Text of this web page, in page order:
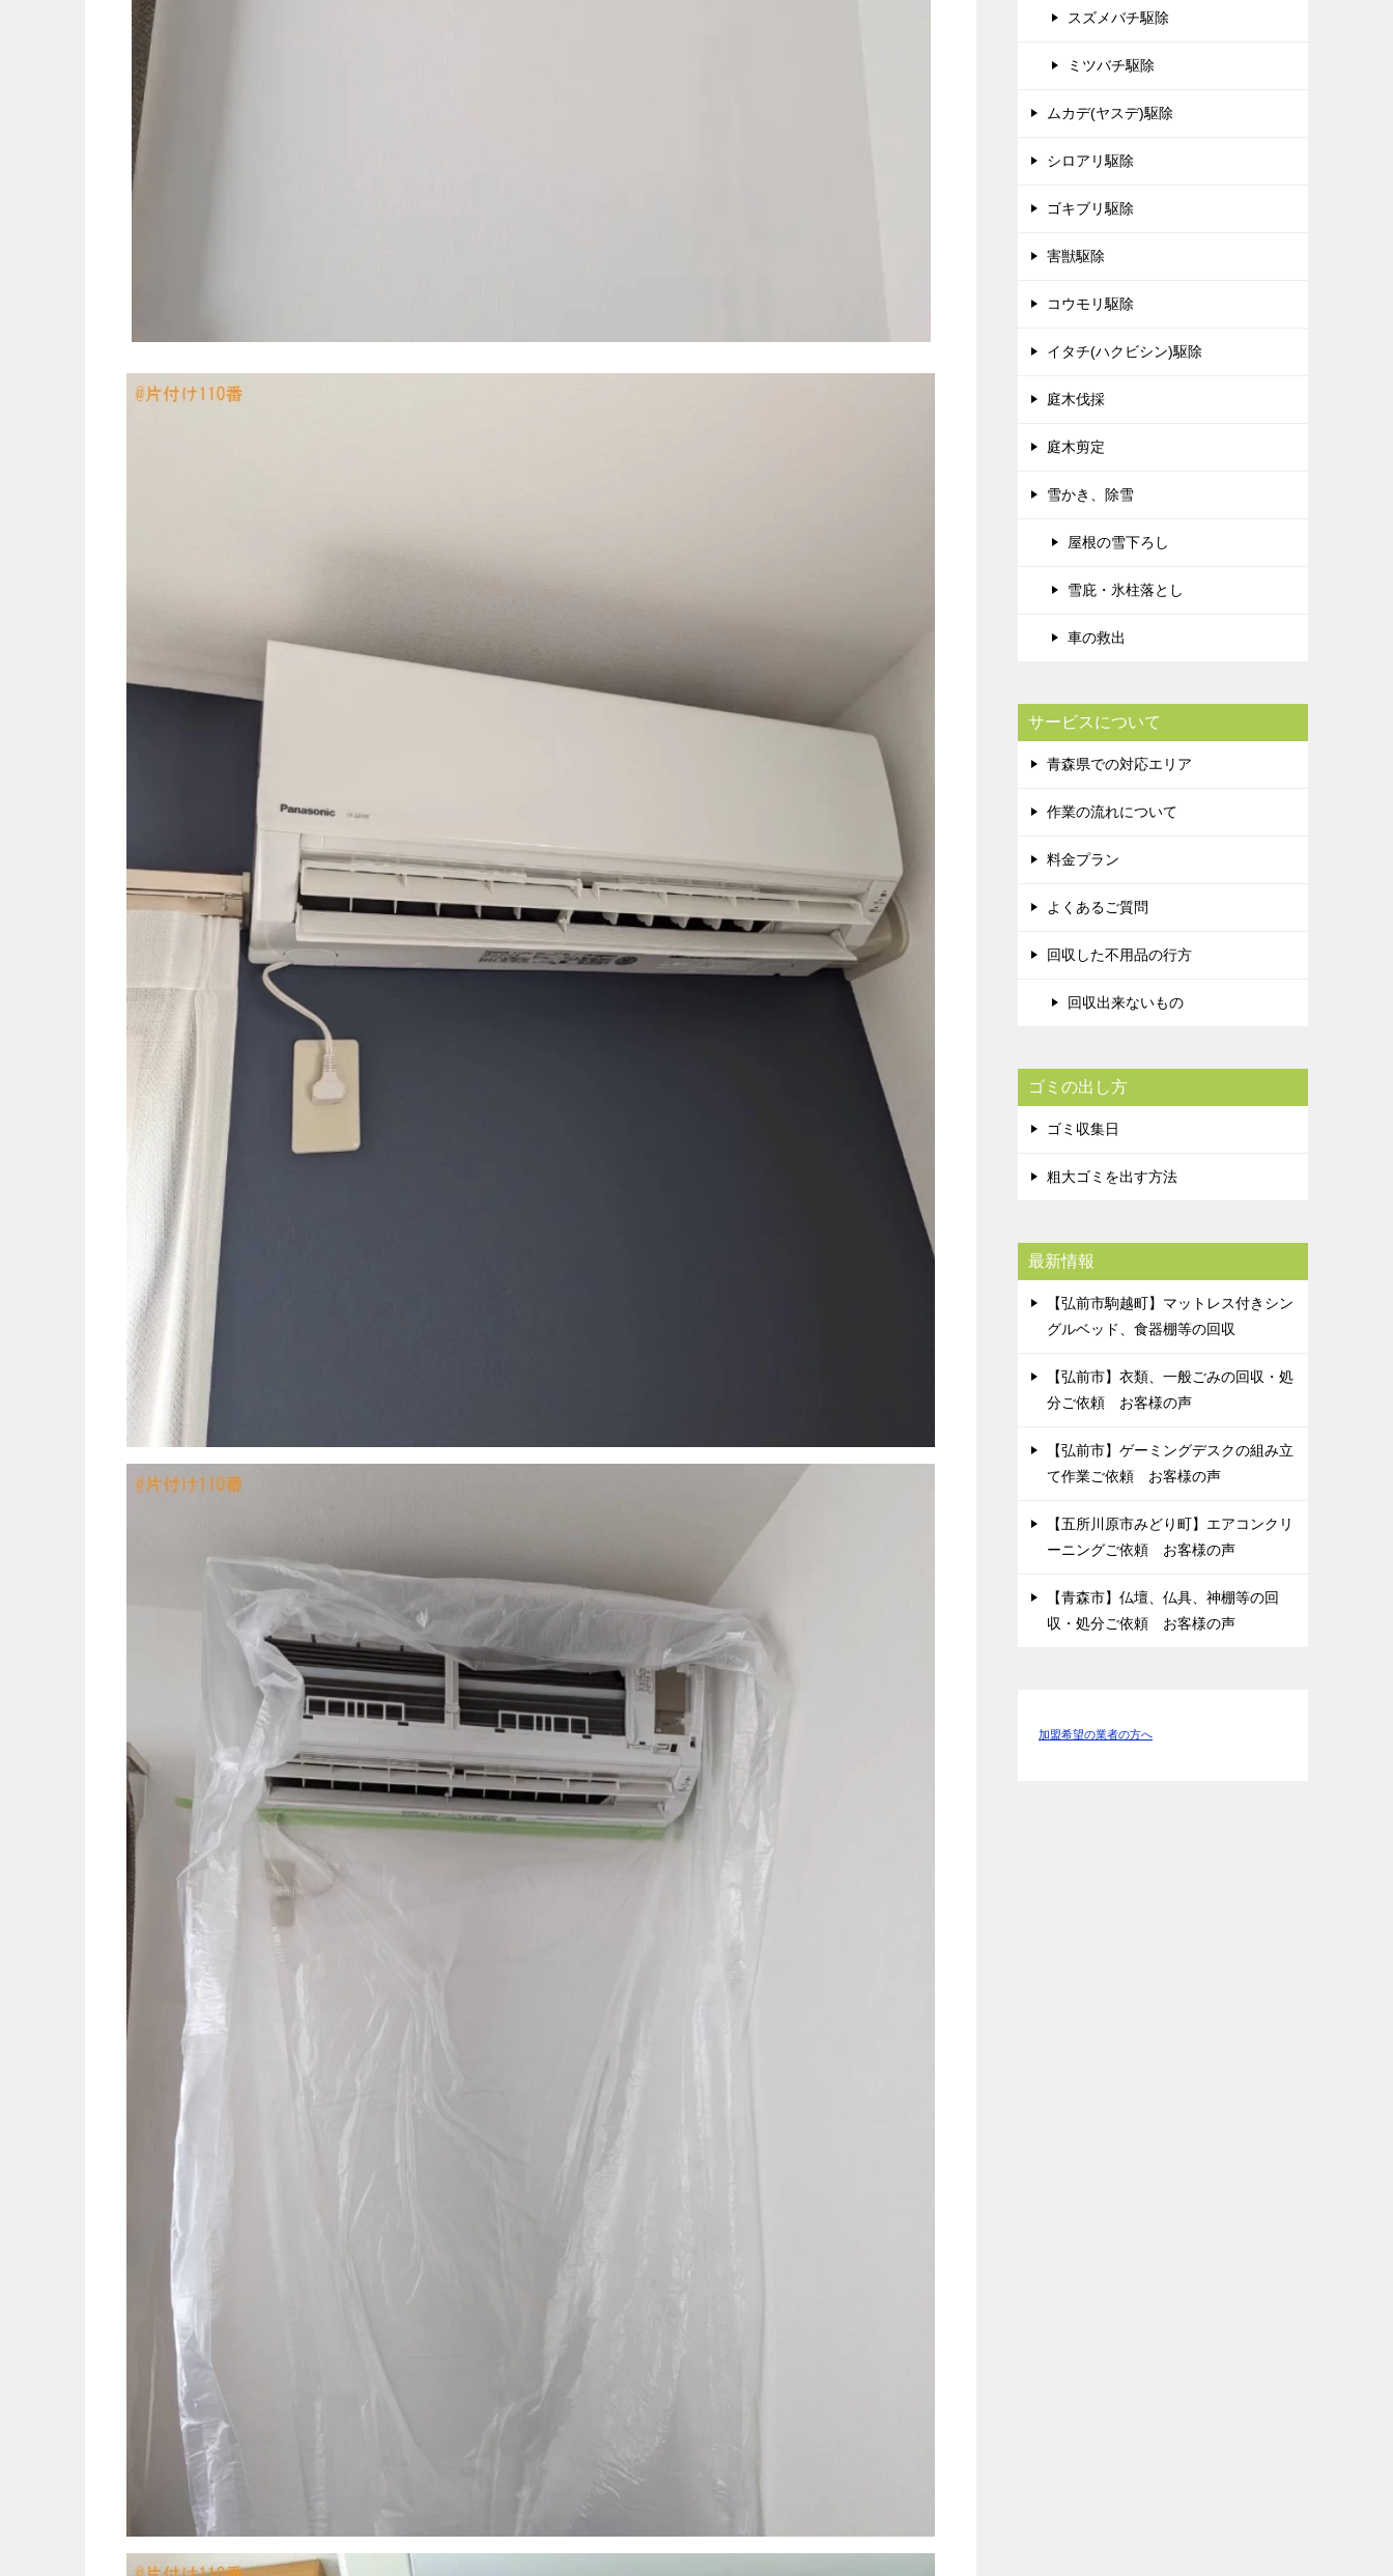
スズメバチ駆除
ミツバチ駆除
ムカデ(ヤスデ)駆除
シロアリ駆除
ゴキブリ駆除
害獣駆除
コウモリ駆除
イタチ(ハクビシン)駆除
庭木伐採
庭木剪定
雪かき、除雪
屋根の雪下ろし
雪庇・氷柱落とし
車の救出
サービスについて
青森県での対応エリア
作業の流れについて
料金プラン
よくあるご質問
回収した不用品の行方
回収出来ないもの
ゴミの出し方
ゴミ収集日
粗大ゴミを出す方法
最新情報
【弘前市駒越町】マットレス付きシン
グルベッド、食器棚等の回収
【弘前市】衣類、一般ごみの回収・処
分ご依頼 お客様の声
【弘前市】ゲーミングデスクの組み立
て作業ご依頼 お客様の声
【五所川原市みどり町】エアコンクリ
ーニングご依頼 お客様の声
【青森市】仏壇、仏具、神棚等の回
収・処分ご依頼 お客様の声
加盟希望の業者の方へ